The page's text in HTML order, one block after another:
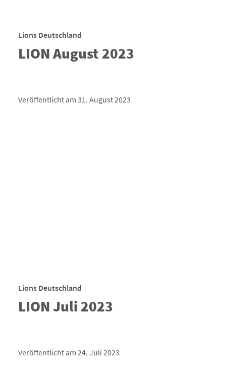
Lions Deutschland
LION August 2023
Veröffentlicht am 31. August 2023
Lions Deutschland
LION Juli 2023
Veröffentlicht am 24. Juli 2023